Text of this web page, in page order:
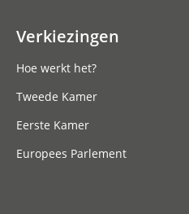
Verkiezingen
Hoe werkt het?
Tweede Kamer
Eerste Kamer
Europees Parlement